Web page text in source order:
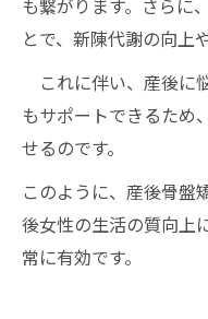
も繋がります。さらに
とで、新陳代謝の向上
これに伴い、産後に
もサポートできるため
せるのです。
このように、産後骨盤
後女性の生活の質向上
常に有効です。